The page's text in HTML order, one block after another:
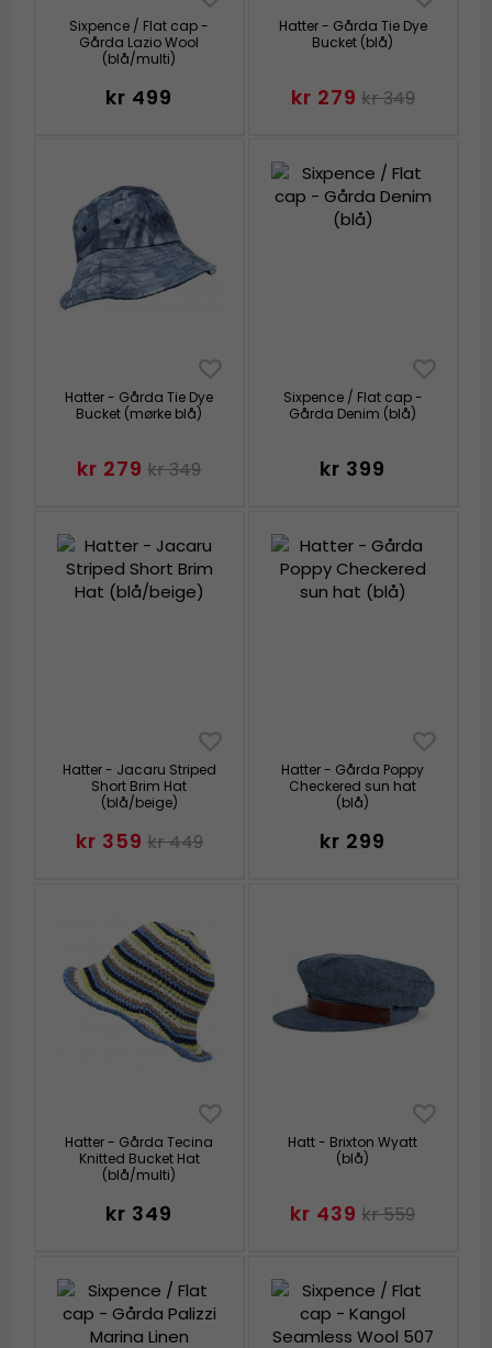
Sixpence / Flat cap -
Gårda Lazio Wool
(blå/multi)
kr 499
Hatter - Gårda Tie Dye
Bucket (blå)
kr 279 kr 349
Hatter - Gårda Tie Dye
Bucket (mørke blå)
kr 279 kr 349
Sixpence / Flat cap -
Gårda Denim (blå)
kr 399
Hatter - Jacaru Striped
Short Brim Hat
(blå/beige)
kr 359 kr 449
Hatter - Gårda Poppy
Checkered sun hat
(blå)
kr 299
Hatter - Gårda Tecina
Knitted Bucket Hat
(blå/multi)
kr 349
Hatt - Brixton Wyatt
(blå)
kr 439 kr 559